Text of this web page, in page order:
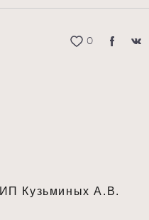
0
ИП Кузьминых А.В.